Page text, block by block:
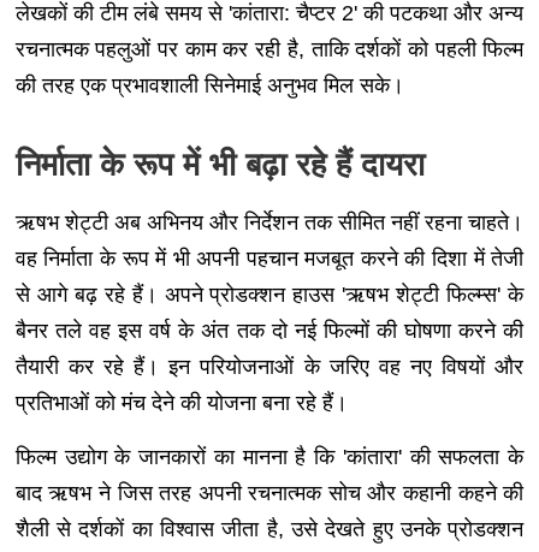
लेखकों की टीम लंबे समय से 'कांतारा: चैप्टर 2' की पटकथा और अन्य
रचनात्मक पहलुओं पर काम कर रही है, ताकि दर्शकों को पहली फिल्म
की तरह एक प्रभावशाली सिनेमाई अनुभव मिल सके।
निर्माता के रूप में भी बढ़ा रहे हैं दायरा
ऋषभ शेट्टी अब अभिनय और निर्देशन तक सीमित नहीं रहना चाहते।
वह निर्माता के रूप में भी अपनी पहचान मजबूत करने की दिशा में तेजी
से आगे बढ़ रहे हैं। अपने प्रोडक्शन हाउस 'ऋषभ शेट्टी फिल्म्स' के
बैनर तले वह इस वर्ष के अंत तक दो नई फिल्मों की घोषणा करने की
तैयारी कर रहे हैं। इन परियोजनाओं के जरिए वह नए विषयों और
प्रतिभाओं को मंच देने की योजना बना रहे हैं।
फिल्म उद्योग के जानकारों का मानना है कि 'कांतारा' की सफलता के
बाद ऋषभ ने जिस तरह अपनी रचनात्मक सोच और कहानी कहने की
शैली से दर्शकों का विश्वास जीता है, उसे देखते हुए उनके प्रोडक्शन